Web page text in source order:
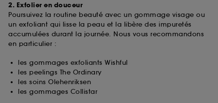
2. Exfolier en douceur
Poursuivez la routine beauté avec un gommage visage ou
un exfoliant qui lisse la peau et la libère des impuretés
accumulées durant la journée. Nous vous recommandons
en particulier :
les gommages exfoliants Wishful
les peelings The Ordinary
les soins Olehenriksen
les gommages Collistar